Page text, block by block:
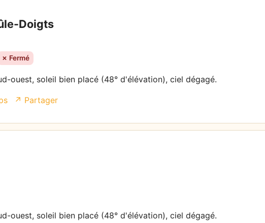
Doigts
✗ Fermé
ouest, soleil bien placé (48° d'élévation), ciel dégagé.
↗ Partager
ouest, soleil bien placé (48° d'élévation), ciel dégagé.